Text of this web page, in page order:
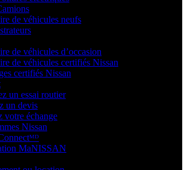
de véhicules neufs
de véhicules d’occasion
de véhicules certifiés Nissan
certifiés Nissan
un essai routier
un devis
votre échange
Nissan
MaNISSAN